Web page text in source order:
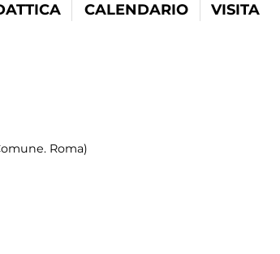
CALENDARIO VISITA
Roma)